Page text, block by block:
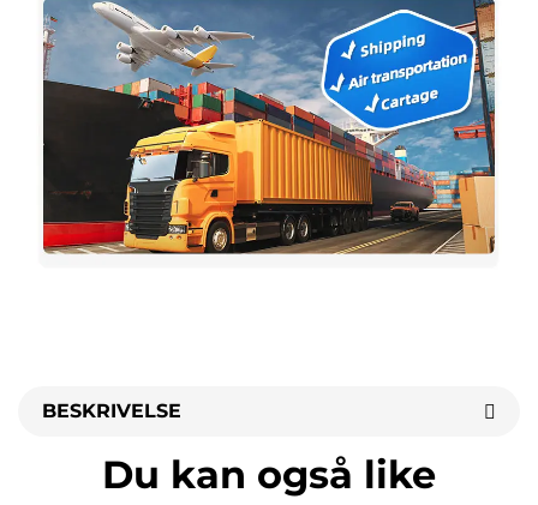
BESKRIVELSE
Du kan også like